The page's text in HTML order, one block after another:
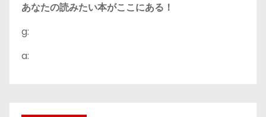
あなたの読みたい本がここにある！
g:
a: